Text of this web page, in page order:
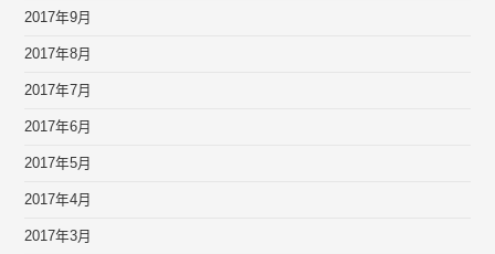
2017年9月
2017年8月
2017年7月
2017年6月
2017年5月
2017年4月
2017年3月